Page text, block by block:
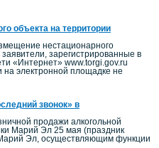
объекта на территории
нестационарного
зарегистрированные в
«Интернет» www.torgi.gov.ru
на электронной площадке не
звонок» в
продажи алкогольной
Марий Эл 25 мая (праздник
Марий Эл, осуществляющим функции